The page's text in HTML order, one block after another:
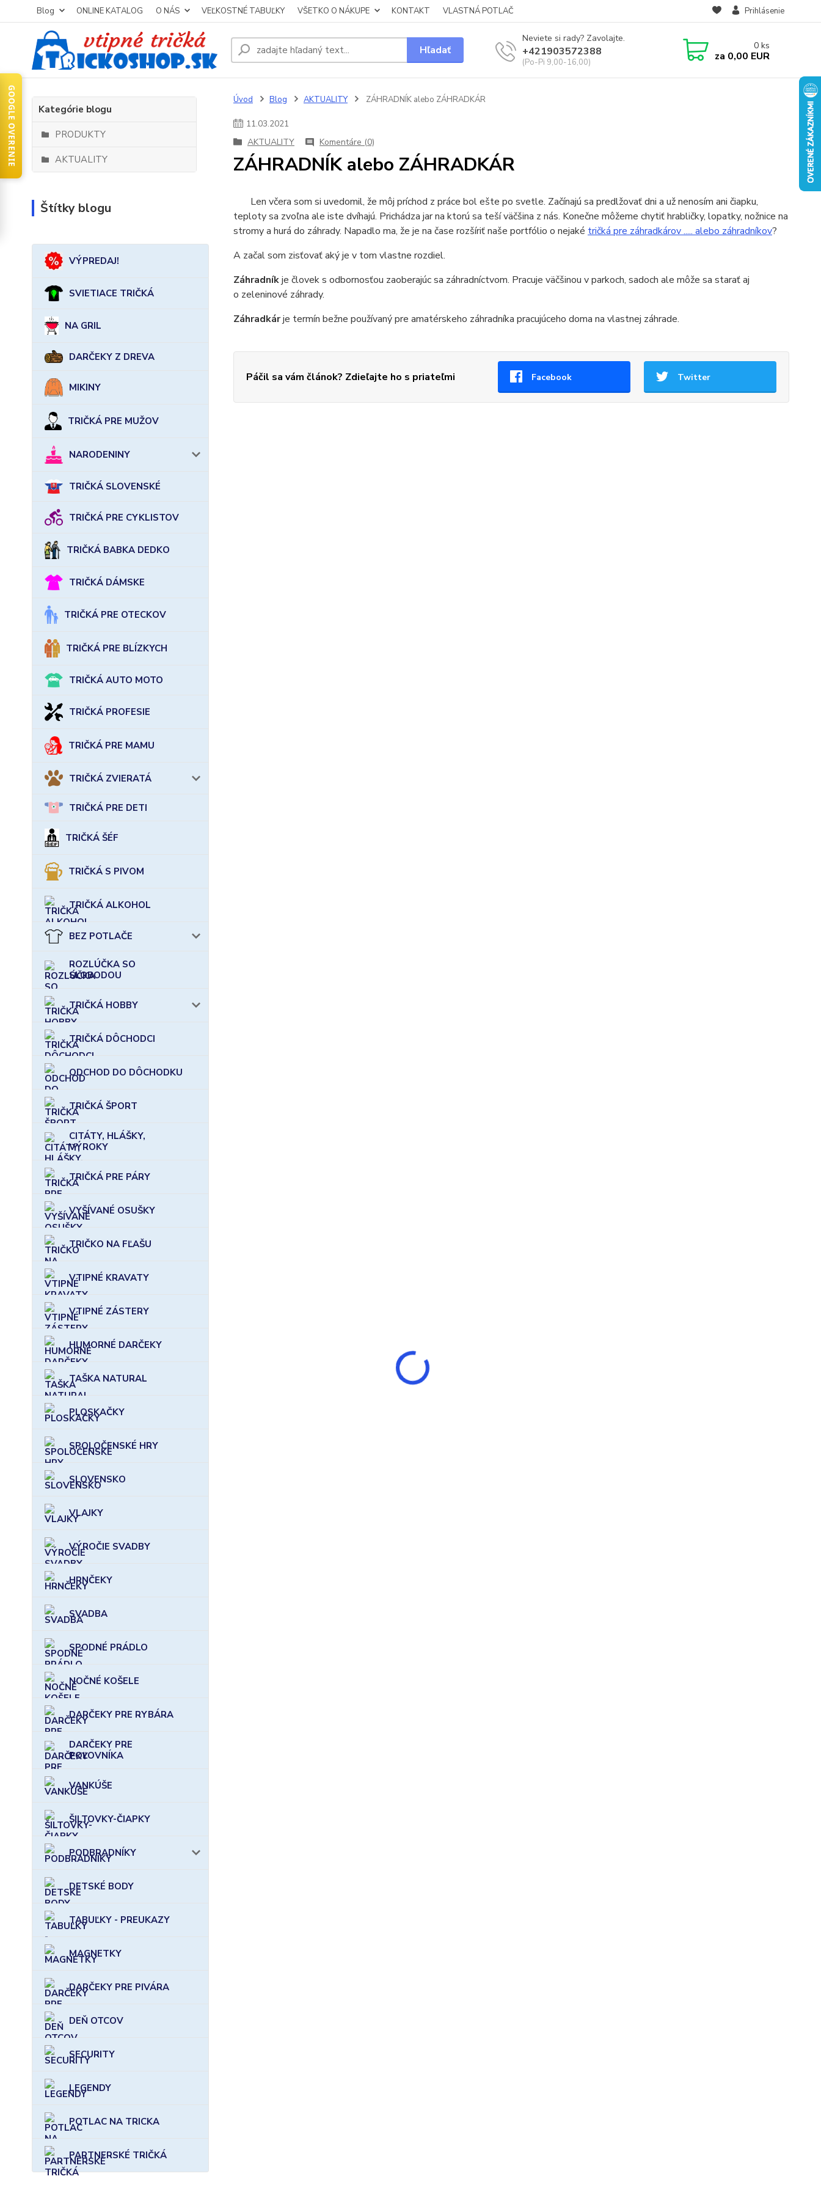
Blog ONLINE KATALOG O NÁS VEĽKOSTNÉ TABUĽKY VŠETKO O NÁKUPE KONTAKT VLASTNÁ POTLAČ Prihlásenie
Hľadať
Neviete si rady? Zavolajte.
+421903572388
(Po-Pi 9,00-16,00)
0 ks
za 0,00 EUR
Kategórie blogu
PRODUKTY
AKTUALITY
Štítky blogu
VÝPREDAJ!
SVIETIACE TRIČKÁ
NA GRIL
DARČEKY Z DREVA
MIKINY
TRIČKÁ PRE MUŽOV
NARODENINY
TRIČKÁ SLOVENSKÉ
TRIČKÁ PRE CYKLISTOV
TRIČKÁ BABKA DEDKO
TRIČKÁ DÁMSKE
TRIČKÁ PRE OTECKOV
TRIČKÁ PRE BLÍZKYCH
TRIČKÁ AUTO MOTO
TRIČKÁ PROFESIE
TRIČKÁ PRE MAMU
TRIČKÁ ZVIERATÁ
TRIČKÁ PRE DETI
TRIČKÁ ŠÉF
TRIČKÁ S PIVOM
TRIČKÁ ALKOHOL
BEZ POTLAČE
ROZLÚČKA SO
SLOBODOU
TRIČKÁ HOBBY
TRIČKÁ DÔCHODCI
ODCHOD DO DÔCHODKU
TRIČKÁ ŠPORT
CITÁTY, HLÁŠKY,
VÝROKY
TRIČKÁ PRE PÁRY
VYŠÍVANÉ OSUŠKY
TRIČKO NA FĽAŠU
VTIPNÉ KRAVATY
VTIPNÉ ZÁSTERY
HUMORNÉ DARČEKY
TAŠKA NATURAL
PLOSKAČKY
SPOLOČENSKÉ HRY
SLOVENSKO
VLAJKY
VÝROČIE SVADBY
HRNČEKY
SVADBA
SPODNÉ PRÁDLO
NOČNÉ KOŠELE
DARČEKY PRE RYBÁRA
DARČEKY PRE
POĽOVNÍKA
VANKÚŠE
ŠILTOVKY-ČIAPKY
PODBRADNÍKY
DETSKÉ BODY
TABUĽKY - PREUKAZY
MAGNETKY
DARČEKY PRE PIVÁRA
DEŇ OTCOV
SECURITY
LEGENDY
POTLAC NA TRICKA
PARTNERSKÉ TRIČKÁ
Úvod Blog AKTUALITY ZÁHRADNÍK alebo ZÁHRADKÁR
11.03.2021
AKTUALITY
Komentáre (0)
ZÁHRADNÍK alebo ZÁHRADKÁR
Len včera som si uvedomil, že môj príchod z práce bol ešte po svetle. Začínajú sa predlžovať dni a už nenosím ani čiapku,
teploty sa zvoľna ale iste dvíhajú. Prichádza jar na ktorú sa teší väčšina z nás. Konečne môžeme chytiť hrabličky, lopatky, nožnice na
stromy a hurá do záhrady. Napadlo ma, že je na čase rozšíriť naše portfólio o nejaké tričká pre záhradkárov ..... alebo záhradníkov?
A začal som zisťovať aký je v tom vlastne rozdiel.
Záhradníkje človek s odbornosťou zaoberajúc sa záhradníctvom. Pracuje väčšinou v parkoch, sadoch ale môže sa starať aj
o zeleninové záhrady.
Záhradkárje termín bežne používaný pre amatérskeho záhradníka pracujúceho doma na vlastnej záhrade.
Páčil sa vám článok? Zdieľajte ho s priateľmi Facebook Twitter
GOOGLE OVERENIE